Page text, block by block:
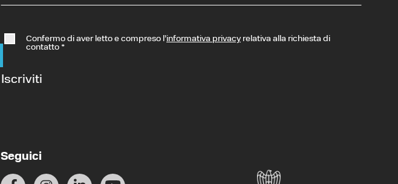
Confermo di aver letto e compreso l’informativa privacyrelativa alla richiesta di
contatto *
Iscriviti
Seguici